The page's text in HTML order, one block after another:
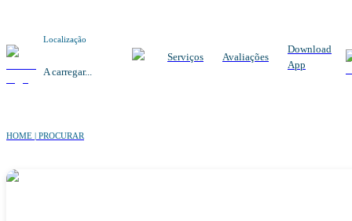
Localização
A carregar...
Serviços Avaliações
Download
App
HOME | PROCURAR